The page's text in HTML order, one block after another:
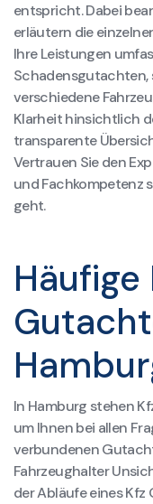
entspricht. Dabei
erläutern die
Ihre Leistungen
verschiedene
Klarheit hinsichtlich
transparente
Vertrauen Sie den
und Fachkompetenz
geht.
Häufige
In Hamburg stehen
um Ihnen bei allen
verbundenen
Fahrzeughalter
der Abläufe eines